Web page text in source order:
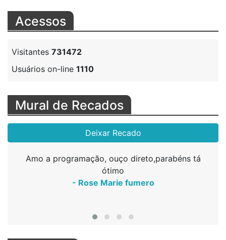
Acessos
Visitantes 731472
Usuários on-line 1110
Mural de Recados
Deixar Recado
A melhor radio 🥰🥰🥰🥰🥰
- Vituuuu
Amo a programação, ouço direto,parabéns tá
ótimo
- Rose Marie fumero
🙏🏻🙏🏻🙏🏻
- Vituuu
A melhor radio 🥰🥰🥰🥰🥰
- Vituuuu